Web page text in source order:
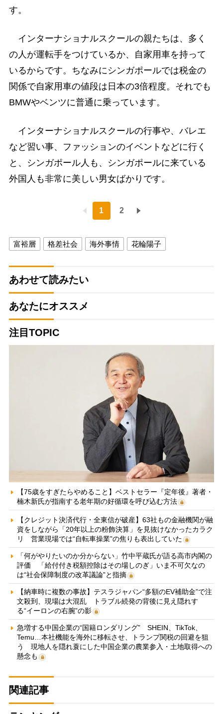
す。
インターナショナルスクールの親たちは、多く
の人が運転手をつけているか、自家用車を持って
いるからです。ちなみにシンガポールでは税金の
関係で自家用車の値段は日本の3倍程度。それでも
BMWやベンツに普通に乗っています。
インターナショナルスクールの行事や、バレエ
など習い事、ファッションのイベントなどに行く
と、シンガポール人も、シンガポールに来ている
外国人も非常に美しい男女ばかりです。
1 2
富裕層 格差社会 海外事情 花輪陽子
あわせて読みたい
あなたにオススメ
注目TOPIC
【75歳をすぎたらやめること】ベストセラー『定年後』著者・
楠木新氏が指南する老年期の好循環を呼び込む方法
【クレジット決済代行・全東信が破産】63社もの金融機関が融
資をしながら「20年以上の粉飾決算」を見抜けなかったカラク
リ 営業現場では“自転車操業”の焦りも表出していた
「何がやりたいのか分からない」竹中平蔵氏が語る高市内閣の
評価 「給付付き税額控除はその場しのぎ」いま不可欠なの
は“社会保障制度の改革議論”と指摘
【納車時に複数の事故】テスラジャパン“多額のEV補助金”で注
文殺到、現場は大混乱 トラブル続発の背後に見え隠れす
る“イーロンの右腕”の影
急増する中国企業の“国籍ロンダリング” SHEIN、TikTok、
Temu…本社機能を海外に移転させ、トランプ関税の回避を狙
う 現地人を隠れ蓑にした中国企業の農業参入・土地取得への
懸念も
関連記事